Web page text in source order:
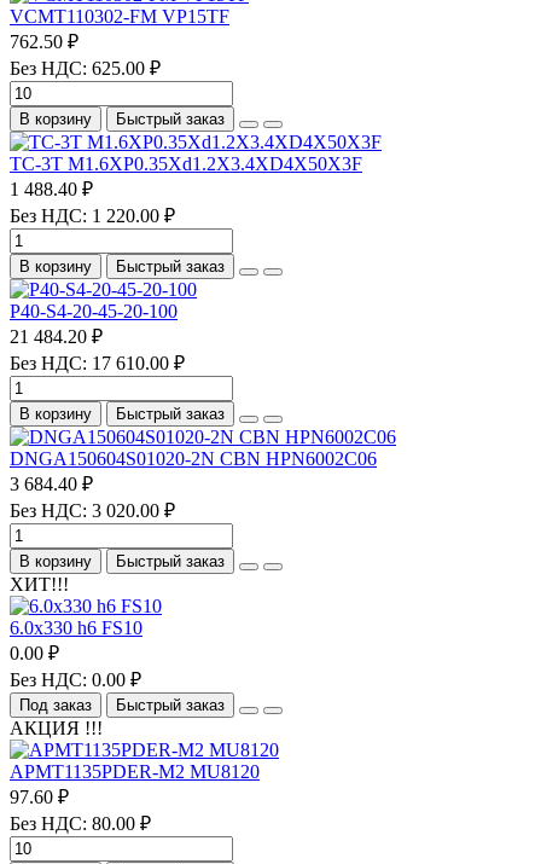
VCMT110302-FM VP15TF
762.50 ₽
Без НДС: 625.00 ₽
В корзину Быстрый заказ
TC-3T M1.6XP0.35Xd1.2X3.4XD4X50X3F
1 488.40 ₽
Без НДС: 1 220.00 ₽
В корзину Быстрый заказ
P40-S4-20-45-20-100
21 484.20 ₽
Без НДС: 17 610.00 ₽
В корзину Быстрый заказ
DNGA150604S01020-2N CBN HPN6002C06
3 684.40 ₽
Без НДС: 3 020.00 ₽
В корзину Быстрый заказ
ХИТ!!!
6.0х330 h6 FS10
0.00 ₽
Без НДС: 0.00 ₽
Под заказ Быстрый заказ
АКЦИЯ !!!
APMT1135PDER-M2 MU8120
97.60 ₽
Без НДС: 80.00 ₽